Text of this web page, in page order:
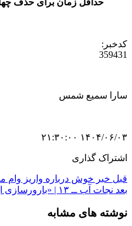
حداقل زمان برای حذف
کدخبر:
359431
سارا سمیع شمس
۱۴۰۴/۰۶/۰۳ ۲۱:۳۰:۰۰
اشتراک گذاری
قبل خبر خوش درباره واریز
بعد نجات آب ــ ۱۳ | «بارورسازی ابرها» در مناطق هدفمند
نوشته های مشابه